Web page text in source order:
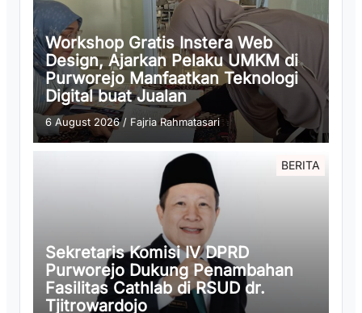
Workshop Gratis Instera Web
Design, Ajarkan Pelaku UMKM di
Purworejo Manfaatkan Teknologi
Digital buat Jualan
6 August 2026/ Fajria Rahmatasari
BERITA
Sekretaris Komisi IV DPRD
Purworejo Dukung Penambahan
Fasilitas Cathlab di RSUD dr.
Tjitrowardojo